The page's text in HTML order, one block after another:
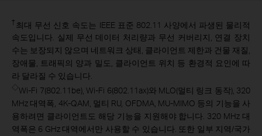
† 최대 무선 신호 속도는 IEEE 표준 802.11 사양에서 파생된 물리적
속도입니다. 실제 무선 데이터 처리량과 무선 커버리지, 연결 장치
수는 보장되지 않으며 네트워크 상태, 클라이언트 제한과 건물 재질,
장애물, 트래픽의 양과 밀도, 클라이언트 위치 등 환경적 요인에 따
라 달라질 수 있습니다.
◇Wi-Fi 7(802.11be), Wi-Fi 6(802.11ax)와 MLO(멀티 링크 동작), 320
MHz 대역폭, 4K-QAM, 멀티 RU, OFDMA, MU-MIMO 등의 기능을 사
용하려면 클라이언트도 해당 기능을 지원해야 합니다. 320 MHz 대
역폭은 6 GHz 대역에서만 사용할 수 있습니다. 또한 일부 지역/국가